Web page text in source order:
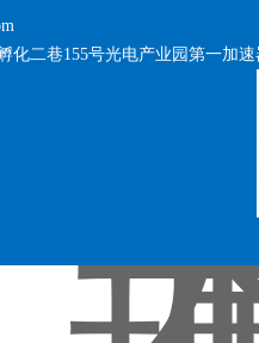
化二巷155号光电产业园第一加